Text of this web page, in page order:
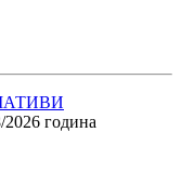
година